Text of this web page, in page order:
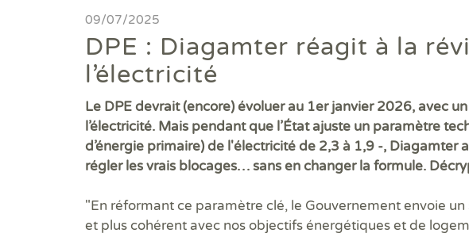
Diagnostics avant travaux
Mieux nous connaitre
Actualités
Faire un devis
Trouver une agence
Devenir franchisé
09/07/2025
DPE : Diagamter réagit à la
l’électricité
Le DPE devrait (encore) évoluer au 1er janvier 2026, avec
l’électricité. Mais pendant que l’État ajuste un paramètre
d’énergie primaire) de l'électricité de 2,3 à 1,9 -, Diagamter
régler les vrais blocages… sans en changer la formule.
"En réformant ce paramètre clé, le Gouvernement envoie un
et plus cohérent avec nos objectifs énergétiques et de